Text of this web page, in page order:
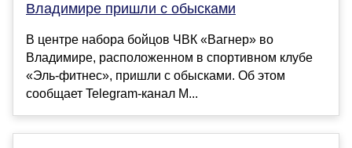
Владимире пришли с обысками
В центре набора бойцов ЧВК «Вагнер» во
Владимире, расположенном в спортивном клубе
«Эль-фитнес», пришли с обысками. Об этом
сообщает Telegram-канал M...